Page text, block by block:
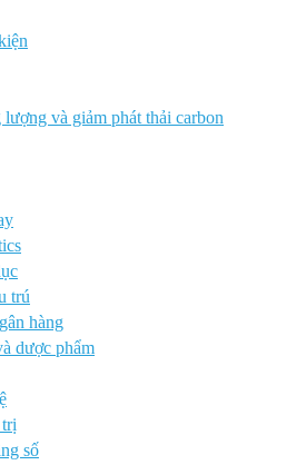
và giảm phát thải carbon
trú
hàng
dược phẩm
số